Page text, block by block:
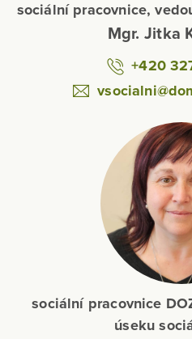
sociální pracovnice,
Mgr. Jitka
+420
sociální pracovnice
úseku